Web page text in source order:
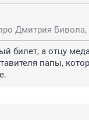
Дмитрия
билет, а отцу
папы,